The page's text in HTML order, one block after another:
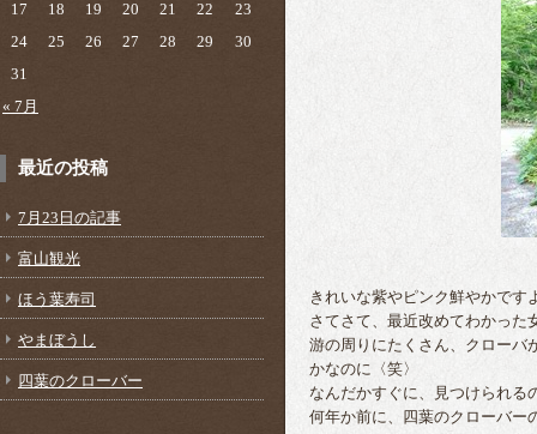
« 7月
17
18 19 20 21 22
23
24
25 26 27 28 29
30
31
最近の投稿
7月23日の記事
富山観光
ほう葉寿司
やまぼうし
四葉のクローバー
きれいな紫やピンク鮮やかです
さてさて、最近改めてわかった
游の周りにたくさん、クローバ
かなのに〈笑〉
なんだかすぐに、見つけられる
何年か前に、四葉のクローバー